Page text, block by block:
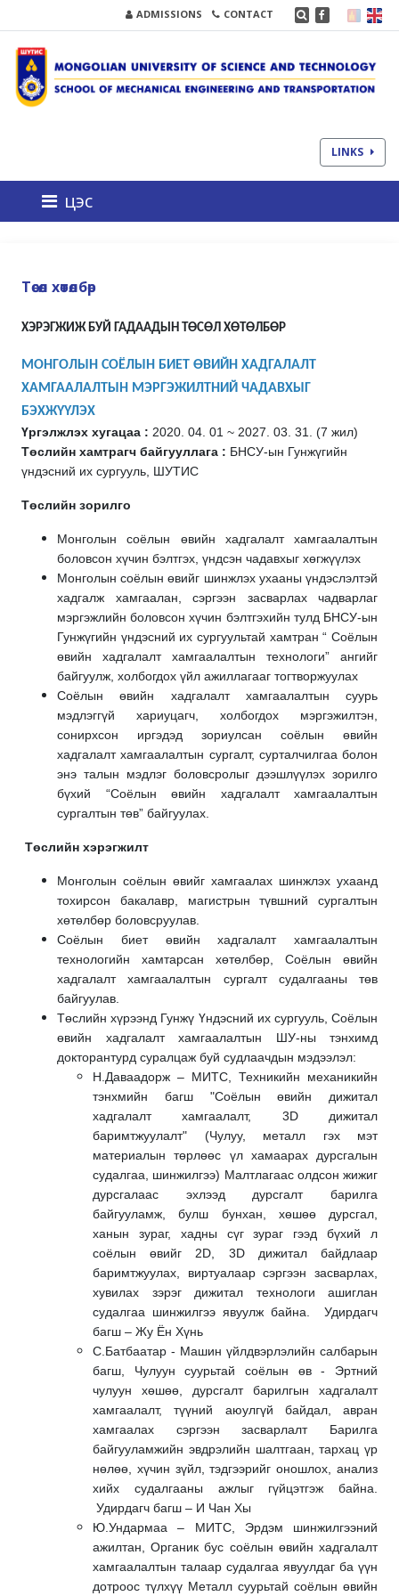
ADMISSIONS CONTACT
LINKS
цэс
Төсөл хөтөлбөр
ХЭРЭГЖИЖ БУЙ ГАДААДЫН ТӨСӨЛ ХӨТӨЛБӨР
МОНГОЛЫН СОЁЛЫН БИЕТ ӨВИЙН ХАДГАЛАЛТ
ХАМГААЛАЛТЫН МЭРГЭЖИЛТНИЙ ЧАДАВХЫГ
БЭХЖҮҮЛЭХ
Үргэлжлэх хугацаа : 2020. 04. 01 ~ 2027. 03. 31. (7 жил)
Төслийн хамтрагч байгууллага : БНСУ-ын Гунжүгийн
үндэсний их сургууль, ШУТИС
Төслийн зорилго
Монголын соёлын өвийн хадгалалт хамгаалалтын
боловсон хүчин бэлтгэх, үндсэн чадавхыг хөгжүүлэх
Монголын соёлын өвийг шинжлэх ухааны үндэслэлтэй
хадгалж хамгаалан, сэргээн засварлах чадварлаг
мэргэжлийн боловсон хүчин бэлтгэхийн тулд БНСУ-ын
Гунжүгийн үндэсний их сургуультай хамтран “ Соёлын
өвийн хадгалалт хамгаалалтын технологи” ангийг
байгуулж, холбогдох үйл ажиллагааг тогтворжуулах
Соёлын өвийн хадгалалт хамгаалалтын суурь
мэдлэггүй хариуцагч, холбогдох мэргэжилтэн,
сонирхсон иргэдэд зориулсан соёлын өвийн
хадгалалт хамгаалалтын сургалт, сурталчилгаа болон
энэ талын мэдлэг боловсролыг дээшлүүлэх зорилго
бүхий “Соёлын өвийн хадгалалт хамгаалалтын
сургалтын төв” байгуулах.
Төслийн хэрэгжилт
Монголын соёлын өвийг хамгаалах шинжлэх ухаанд
тохирсон бакалавр, магистрын түвшний сургалтын
хөтөлбөр боловсруулав.
Соёлын биет өвийн хадгалалт хамгаалалтын
технологийн хамтарсан хөтөлбөр, Соёлын өвийн
хадгалалт хамгаалалтын сургалт судалгааны төв
байгуулав.
Төслийн хүрээнд Гунжү Үндэсний их сургууль, Соёлын
өвийн хадгалалт хамгаалалтын ШУ-ны тэнхимд
докторантурд суралцаж буй судлаачдын мэдээлэл:
Н.Даваадорж – МИТС, Техникийн механикийн
тэнхмийн багш "Соёлын өвийн дижитал
хадгалалт хамгаалалт, 3D дижитал
баримтжуулалт" (Чулуу, металл гэх мэт
материалын төрлөөс үл хамаарах дурсгалын
судалгаа, шинжилгээ) Малтлагаас олдсон жижиг
дурсгалаас эхлээд дурсгалт барилга
байгууламж, булш бунхан, хөшөө дурсгал,
ханын зураг, хадны сүг зураг гээд бүхий л
соёлын өвийг 2D, 3D дижитал байдлаар
баримтжуулах, виртуалаар сэргээн засварлах,
хувилах зэрэг дижитал технологи ашиглан
судалгаа шинжилгээ явуулж байна. Удирдагч
багш – Жу Ён Хүнь
С.Батбаатар - Машин үйлдвэрлэлийн салбарын
багш, Чулуун суурьтай соёлын өв - Эртний
чулуун хөшөө, дурсгалт барилгын хадгалалт
хамгаалалт, түүний аюулгүй байдал, авран
хамгаалах сэргээн засварлалт Барилга
байгууламжийн эвдрэлийн шалтгаан, тархац үр
нөлөө, хүчин зүйл, тэдгээрийг оношлох, анализ
хийх судалгааны ажлыг гүйцэтгэж байна.
Удирдагч багш – И Чан Хы
Ю.Ундармаа – МИТС, Эрдэм шинжилгээний
ажилтан, Органик бус соёлын өвийн хадгалалт
хамгаалалтын талаар судалгаа явуулдаг ба үүн
дотроос түлхүү Металл суурьтай соёлын өвийн